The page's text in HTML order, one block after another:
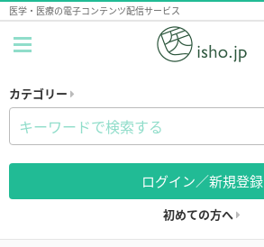
医学・医療の電子コンテンツ配信サービス
カテゴリー
ログイン／新規登録
初めての方へ